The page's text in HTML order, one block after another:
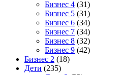
Бизнес 4 (31)
Бизнес 5 (31)
Бизнес 6 (34)
Бизнес 7 (34)
Бизнес 8 (32)
Бизнес 9 (42)
Бизнес 2 (18)
Дети (235)